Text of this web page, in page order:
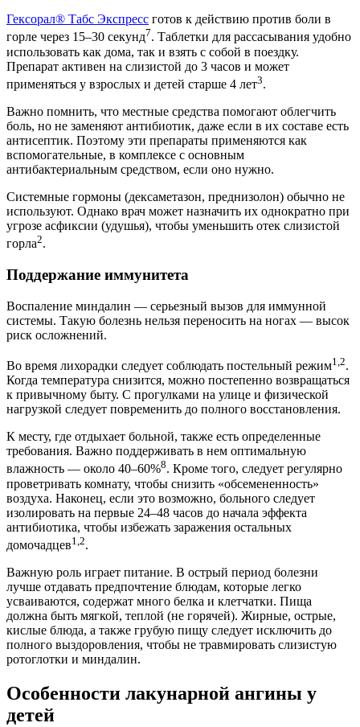
Гексорал® Табс Экспресс готов к действию против боли в
горле через 15–30 секунд7. Таблетки для рассасывания удобно
использовать как дома, так и взять с собой в поездку.
Препарат активен на слизистой до 3 часов и может
применяться у взрослых и детей старше 4 лет3.
Важно помнить, что местные средства помогают облегчить
боль, но не заменяют антибиотик, даже если в их составе есть
антисептик. Поэтому эти препараты применяются как
вспомогательные, в комплексе с основным
антибактериальным средством, если оно нужно.
Системные гормоны (дексаметазон, преднизолон) обычно не
используют. Однако врач может назначить их однократно при
угрозе асфиксии (удушья), чтобы уменьшить отек слизистой
горла2.
Поддержание иммунитета
Воспаление миндалин — серьезный вызов для иммунной
системы. Такую болезнь нельзя переносить на ногах — высок
риск осложнений.
Во время лихорадки следует соблюдать постельный режим1,2.
Когда температура снизится, можно постепенно возвращаться
к привычному быту. С прогулками на улице и физической
нагрузкой следует повременить до полного восстановления.
К месту, где отдыхает больной, также есть определенные
требования. Важно поддерживать в нем оптимальную
влажность — около 40–60%8. Кроме того, следует регулярно
проветривать комнату, чтобы снизить «обсемененность»
воздуха. Наконец, если это возможно, больного следует
изолировать на первые 24–48 часов до начала эффекта
антибиотика, чтобы избежать заражения остальных
домочадцев1,2.
Важную роль играет питание. В острый период болезни
лучше отдавать предпочтение блюдам, которые легко
усваиваются, содержат много белка и клетчатки. Пища
должна быть мягкой, теплой (не горячей). Жирные, острые,
кислые блюда, а также грубую пищу следует исключить до
полного выздоровления, чтобы не травмировать слизистую
ротоглотки и миндалин.
Особенности лакунарной ангины у
детей